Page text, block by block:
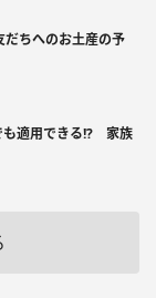
ちへのお土産の予
も適用できる!? 家族